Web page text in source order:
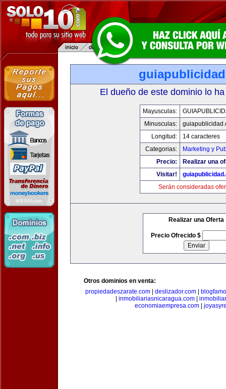
El dueño de este dominio lo
Mayusculas:
Minusculas:
Longitud:
14 caracteres
Categorias:
Marketing y
Precio:
Realizar una
Visitar!
Serán consideradas
Realizar una Oferta
Precio Ofrecido $
Otros dominios en venta:
propiedadeszarate.com| deslizador.com|
inmobiliariasnicaragua.com
economiaempresa.com|